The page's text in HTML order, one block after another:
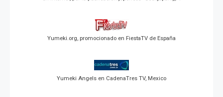
Yumeki.org, promocionado en FiestaTV de España
Yumeki Angels en CadenaTres TV, Mexico